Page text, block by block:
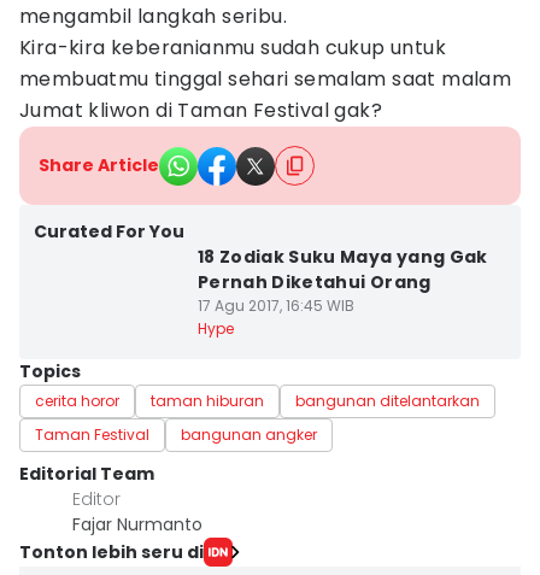
mengambil langkah seribu.
Kira-kira keberanianmu sudah cukup untuk
membuatmu tinggal sehari semalam saat malam
Jumat kliwon di Taman Festival gak?
Share Article
Curated For You
18 Zodiak Suku Maya yang Gak
Pernah Diketahui Orang
17 Agu 2017, 16:45 WIB
Hype
Topics
cerita horor taman hiburan
bangunan ditelantarkan
Taman Festival
bangunan angker
Editorial Team
Editor
Fajar Nurmanto
Tonton lebih seru di